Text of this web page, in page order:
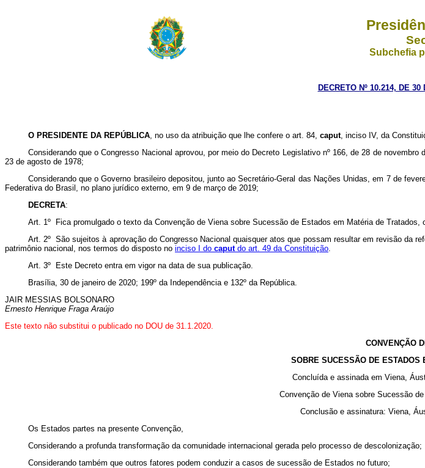
Subchefia
DECRETO Nº 10.214, DE
O PRESIDENTE DA REPÚBLICA, no uso da atribuição que lhe confere o art. 84, caput, inciso IV, da
Considerando que o Congresso Nacional aprovou, por meio do Decreto Legislativo nº 166, de 28 de
23 de agosto de 1978;
Considerando que o Governo brasileiro depositou, junto ao Secretário-Geral das Nações Unidas, em 7 de
Federativa do Brasil, no plano jurídico externo, em 9 de março de 2019;
DECRETA:
Art. 1º Fica promulgado o texto da Convenção de Viena sobre Sucessão de Estados em Matéria de
Art. 2º São sujeitos à aprovação do Congresso Nacional quaisquer atos que possam resultar em revisão da
patrimônio nacional, nos termos do disposto no inciso I do caput do art. 49 da Constituição.
Art. 3º Este Decreto entra em vigor na data de sua publicação.
Brasília, 30 de janeiro de 2020; 199º da Independência e 132º da República.
JAIR MESSIAS BOLSONARO
Ernesto Henrique Fraga Araújo
Este texto não substitui o publicado no DOU de 31.1.2020.
CONVENÇÃO
SOBRE SUCESSÃO DE ESTADOS
Concluída e assinada em Viena,
Convenção de Viena sobre Sucessão
Conclusão e assinatura: Viena,
Os Estados partes na presente Convenção,
Considerando a profunda transformação da comunidade internacional gerada pelo processo de descolonização;
Considerando também que outros fatores podem conduzir a casos de sucessão de Estados no futuro;